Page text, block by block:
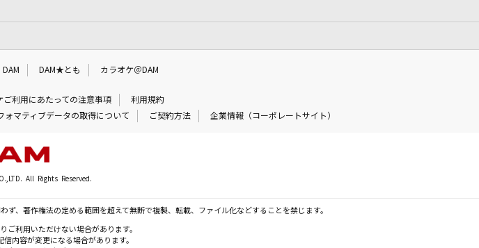
DAM DAM★とも カラオケ＠DAM
ご利用にあたっての注意事項
利用規約
ォマティブデータの取得について ご契約方法 企業情報（コーポレートサイト）
All Rights Reserved.
、著作権法の定める範囲を超えて無断で複製、転載、ファイル化などすることを禁じます。
ご利用いただけない場合があります。
内容が変更になる場合があります。